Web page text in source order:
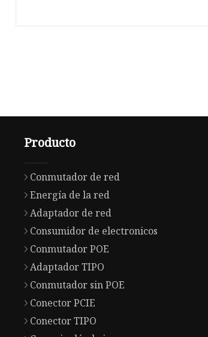
Producto
Conmutador de red
Energía de la red
Adaptador de red
Consumidor de electronicos
Conmutador POE
Adaptador TIPO
Conmutador sin POE
Conector PCIE
Conector TIPO